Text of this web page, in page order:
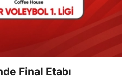
Final Etabı